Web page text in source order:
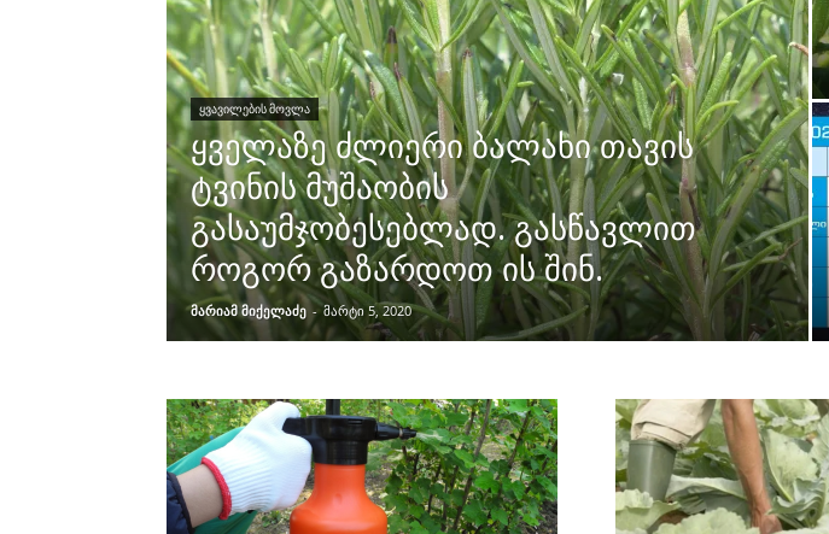
ᲧᲕᲐᲕᲘᲚᲔᲑᲘᲡ ᲛᲝᲕᲚᲐ
ყველაზე ძლიერი ბალახი თავის
ტვინის მუშაობის
გასაუმჯობესებლად. გასწავლით
როგორ გაზარდოთ ის შინ.
მარიამ მიქელაძე - მარტი 5, 2020